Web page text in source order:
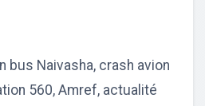
bus Naivasha, crash avion
560, Amref, actualité